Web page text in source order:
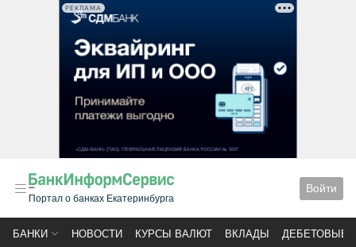
РЕКЛАМА
Портал о банках Екатеринбурга
Войти
БАНКИ НОВОСТИ КУРСЫ ВАЛЮТ ВКЛАДЫ ДЕБЕТОВЫЕ